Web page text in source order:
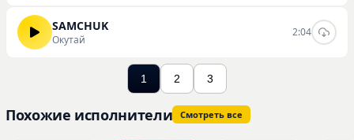
SAMCHUK
Окутай
2:04
1 2 3
Похожие исполнители Смотреть все